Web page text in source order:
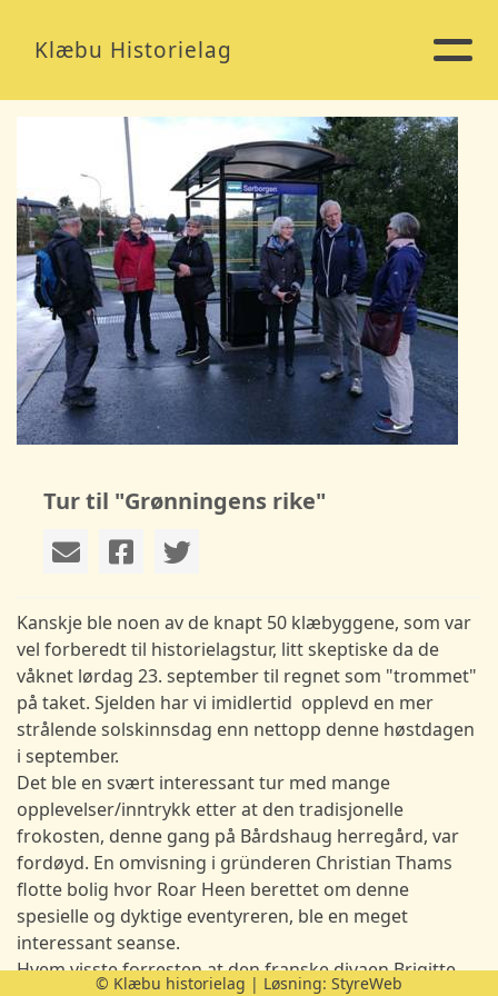
Klæbu Historielag
Tur til "Grønningens rike"
Kanskje ble noen av de knapt 50 klæbyggene, som var
vel forberedt til historielagstur, litt skeptiske da de
våknet lørdag 23. september til regnet som "trommet"
på taket. Sjelden har vi imidlertid opplevd en mer
strålende solskinnsdag enn nettopp denne høstdagen
i september.
Det ble en svært interessant tur med mange
opplevelser/inntrykk etter at den tradisjonelle
frokosten, denne gang på Bårdshaug herregård, var
fordøyd. En omvisning i gründeren Christian Thams
flotte bolig hvor Roar Heen berettet om denne
spesielle og dyktige eventyreren, ble en meget
interessant seanse.
Hvem visste forresten at den franske divaen Brigitte
© Klæbu historielag | Løsning: StyreWeb